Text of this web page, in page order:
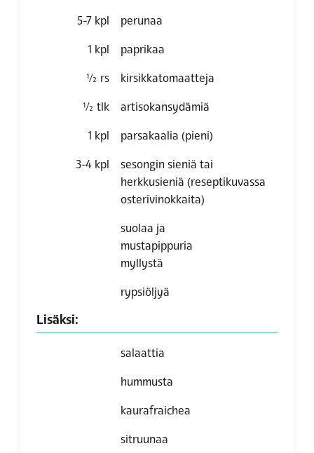
5-7 kpl perunaa
1 kpl paprikaa
½ rs kirsikkatomaatteja
½ tlk artisokansydämiä
1 kpl parsakaalia (pieni)
3-4 kpl
sesongin sieniä tai
herkkusieniä (reseptikuvassa
osterivinokkaita)
suolaa ja
mustapippuria
myllystä
rypsiöljyä
Lisäksi:
salaattia
hummusta
kaurafraichea
sitruunaa